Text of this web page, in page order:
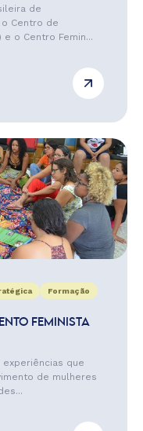
de
o Centro de
o Centro Femin...
Formação
FEMINISTA
que
de mulheres